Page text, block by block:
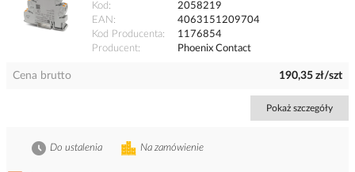
Kod
2058219
EAN
4063151209704
Kod Producenta
1176854
Producent
Phoenix Contact
Cena brutto 190,35 zł/szt
Pokaż szczegóły
Na zamówienie
Do ustalenia